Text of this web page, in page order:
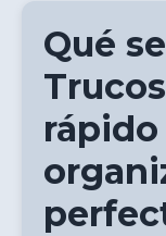
Qué